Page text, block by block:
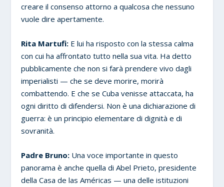
creare il consenso attorno a qualcosa che nessuno
vuole dire apertamente.
Rita Martufi: E lui ha risposto con la stessa calma
con cui ha affrontato tutto nella sua vita. Ha detto
pubblicamente che non si farà prendere vivo dagli
imperialisti — che se deve morire, morirà
combattendo. E che se Cuba venisse attaccata, ha
ogni diritto di difendersi. Non è una dichiarazione di
guerra: è un principio elementare di dignità e di
sovranità.
Padre Bruno: Una voce importante in questo
panorama è anche quella di Abel Prieto, presidente
della Casa de las Américas — una delle istituzioni